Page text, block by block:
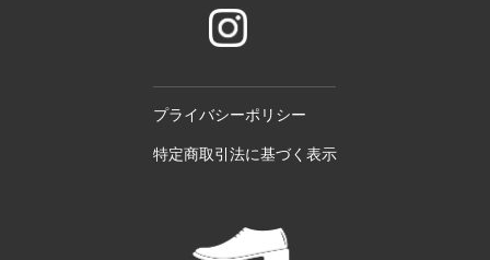
プライバシーポリシー
特定商取引法に基づく表示